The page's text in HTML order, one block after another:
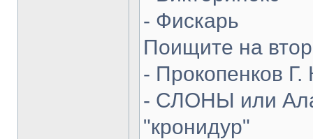
- Фискарь
Поищите на
- Прокопенков Г.
- СЛОНЫ или
"кронидур"